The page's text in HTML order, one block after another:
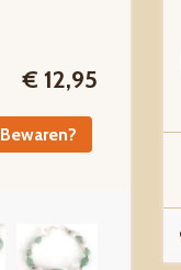
€ 12,95
Bewaren?